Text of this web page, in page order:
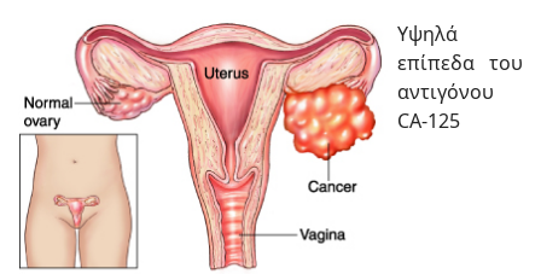
Υψηλά
επίπεδα του
αντιγόνου
CA-125